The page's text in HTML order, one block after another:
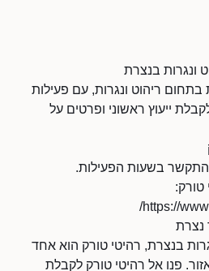
ונגרות בנצרת
בתחום ריהוט ונגרות, עם פעילות
ייעוץ ראשוני ופרטים על
טורק:
https://
נצרת
בנצרת, רהיטי טורק הוא אחד
פנו אל רהיטי טורק לקבלת